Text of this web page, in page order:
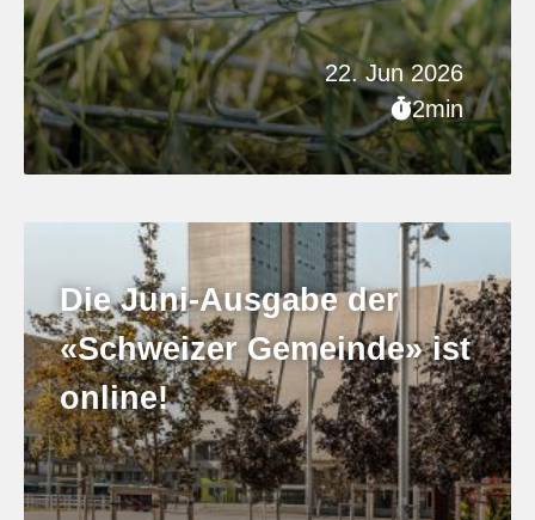
22. Jun 2026
2min
Die Juni-Ausgabe der
«Schweizer Gemeinde» ist
online!